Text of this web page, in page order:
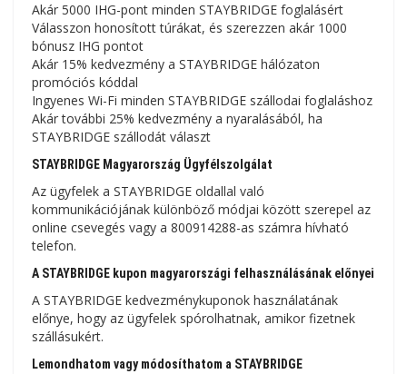
Akár 5000 IHG-pont minden STAYBRIDGE foglalásért
Válasszon honosított túrákat, és szerezzen akár 1000
bónusz IHG pontot
Akár 15% kedvezmény a STAYBRIDGE hálózaton
promóciós kóddal
Ingyenes Wi-Fi minden STAYBRIDGE szállodai foglaláshoz
Akár további 25% kedvezmény a nyaralásából, ha
STAYBRIDGE szállodát választ
STAYBRIDGE Magyarország Ügyfélszolgálat
Az ügyfelek a STAYBRIDGE oldallal való
kommunikációjának különböző módjai között szerepel az
online csevegés vagy a 800914288-as számra hívható
telefon.
A STAYBRIDGE kupon magyarországi felhasználásának előnyei
A STAYBRIDGE kedvezménykuponok használatának
előnye, hogy az ügyfelek spórolhatnak, amikor fizetnek
szállásukért.
Lemondhatom vagy módosíthatom a STAYBRIDGE